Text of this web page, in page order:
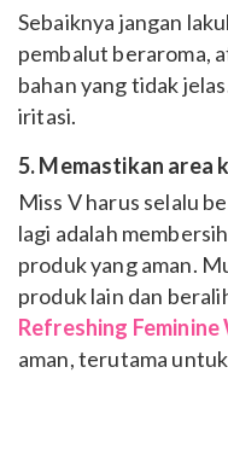
Sebaiknya jangan
pembalut beraroma,
bahan yang tidak
iritasi.
5. Memastikan area
Miss V harus selalu
lagi adalah
produk yang aman.
produk lain dan
Refreshing Feminine
aman, terutama